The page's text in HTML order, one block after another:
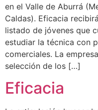
en el Valle de Aburrá
Caldas). Eficacia
listado de jóvenes que
estudiar la técnica con
comerciales. La
selección de los […]
Eficacia